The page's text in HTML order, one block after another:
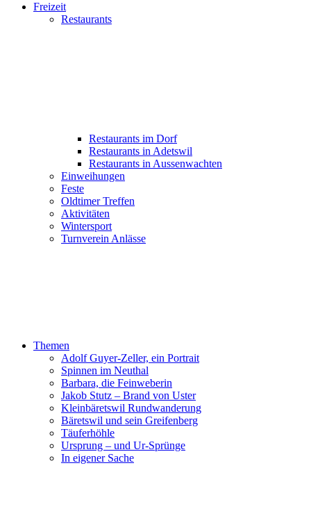
Freizeit
Restaurants
Restaurants im Dorf
Restaurants in Adetswil
Restaurants in Aussenwachten
Einweihungen
Feste
Oldtimer Treffen
Aktivitäten
Wintersport
Turnverein Anlässe
Themen
Adolf Guyer-Zeller, ein Portrait
Spinnen im Neuthal
Barbara, die Feinweberin
Jakob Stutz – Brand von Uster
Kleinbäretswil Rundwanderung
Bäretswil und sein Greifenberg
Täuferhöhle
Ursprung – und Ur-Sprünge
In eigener Sache